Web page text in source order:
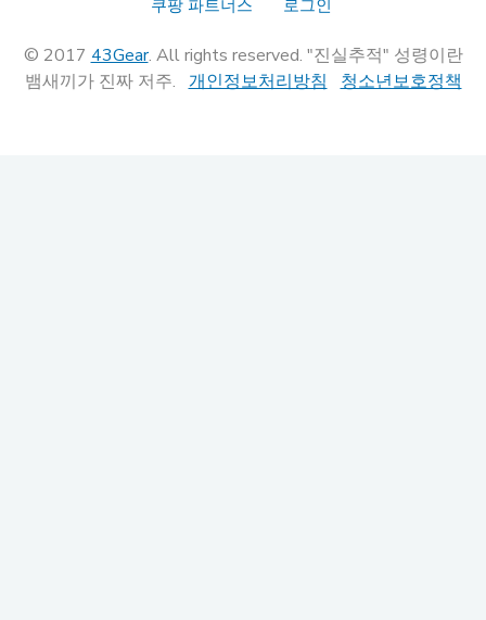
쿠팡 파트너스
로그인
© 2017 43Gear. All rights reserved. "진실추적" 성령이란
뱀새끼가 진짜 저주. 개인정보처리방침 청소년보호정책